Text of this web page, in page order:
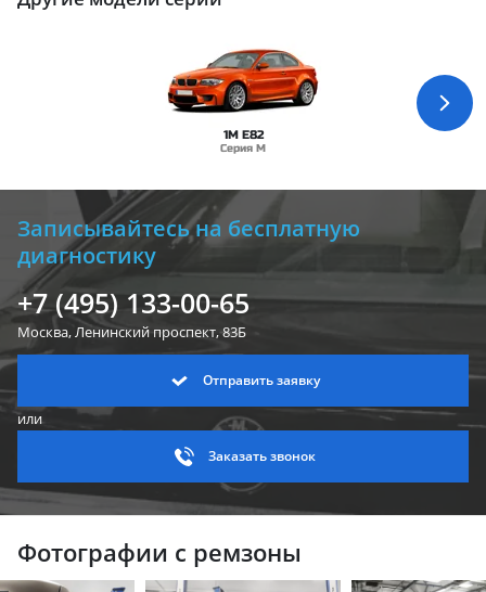
1M E82
Серия M
Записывайтесь на бесплатную
диагностику
+7 (495) 133-00-65
Москва, Ленинскийпроспект, 83Б
Отправить заявку
или
Заказать звонок
Фотографии с ремзоны